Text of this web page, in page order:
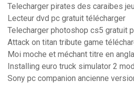
Telecharger pirates des caraibes
Lecteur dvd pc gratuit télécharger
Telecharger photoshop cs5 gratuit
Attack on titan tribute game
Moi moche et méchant titre en
Installing euro truck simulator 2
Sony pc companion ancienne